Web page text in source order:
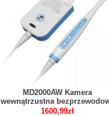
MD2000AW Kamera
wewnątrzustna
WIFI 2,0 megapiksela 1/4
1600,99zł